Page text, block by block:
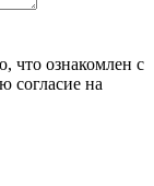
что ознакомлен с
согласие на